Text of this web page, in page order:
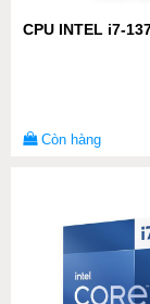
CPU INTEL i7-
Còn hàng